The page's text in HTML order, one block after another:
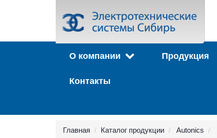
О компании Продукция
Контакты
Главная Каталог продукции Autonics